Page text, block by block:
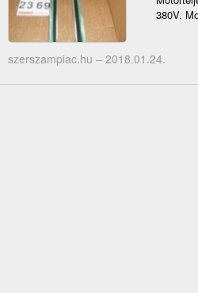
380V.
szerszampiac.hu – 2018.01.24.